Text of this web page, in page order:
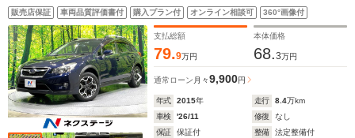
ズ パワーシート ルーフレール HIDヘッド ドラレ
コ Bluetooth再生 ETC スマートキー オートライト/
エアコン
販売店保証 車両品質評価書付 購入プラン付 オンライン相談可 360°画像付
支払総額
79.9万円
本体価格
68.3万円
通常ローン 月々9,900円
年式 2015年 走行 8.4万km
車検
'26/11 修復
なし
保証
保証付 整備
法定整備付